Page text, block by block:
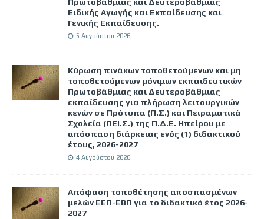
Πρωτοβάθμιας και Δευτεροβάθμιας
Ειδικής Αγωγής και Εκπαίδευσης και
Γενικής Εκπαίδευσης.
5 Αυγούστου 2026
Κύρωση πινάκων τοποθετούμενων και μη
τοποθετούμενων μόνιμων εκπαιδευτικών
Πρωτοβάθμιας και Δευτεροβάθμιας
εκπαίδευσης για πλήρωση λειτουργικών
κενών σε Πρότυπα (Π.Σ.) και Πειραματικά
Σχολεία (ΠΕΙ.Σ.) της Π.Δ.Ε. Ηπείρου με
απόσπαση διάρκειας ενός (1) διδακτικού
έτους, 2026-2027
4 Αυγούστου 2026
Απόφαση τοποθέτησης αποσπασμένων
μελών ΕΕΠ-ΕΒΠ για το διδακτικό έτος 2026-
2027